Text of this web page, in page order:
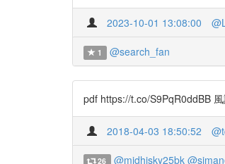
2023-10-01 13:08:00
1 @search_fan
pdf https://t.co/S9PqR0ddBB
2018-04-03 18:50:52
26 @midhisky25bk